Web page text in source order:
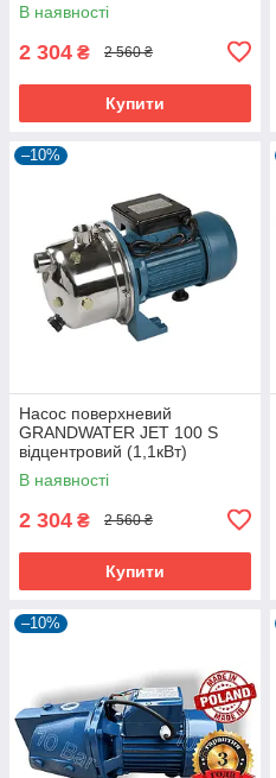
В наявності
2 304 ₴ 2 560 ₴
Купити
–10%
Насос поверхневий
GRANDWATER JET 100 S
відцентровий (1,1кВт)
В наявності
2 304 ₴ 2 560 ₴
Купити
–10%